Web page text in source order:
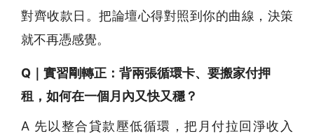
對齊收款日。把論壇心得對照到你的曲線，決策
就不再憑感覺。
Q｜實習剛轉正：背兩張循環卡、要搬家付押
租，如何在一個月內又快又穩？
A 先以整合貸款壓低循環，把月付拉回淨收入